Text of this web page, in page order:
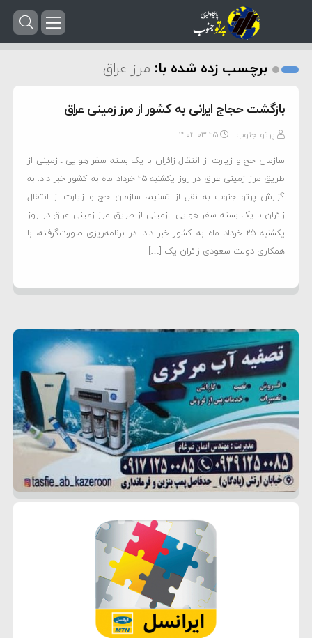
برچسب زده شده با: مرز عراق
بازگشت حجاج ایرانی به کشور از مرز زمینی عراق
پرتو جنوب ۱۴۰۴-۰۳-۲۵
سازمان حج و زیارت از انتقال زائران با یک بسته سفر هوایی ـ زمینی از
طریق مرز زمینی عراق در روز یکشنبه ۲۵ خرداد ماه به کشور خبر داد. به
گزارش پرتو جنوب به نقل از تسنیم، سازمان حج و زیارت از انتقال
زائران با یک بسته سفر هوایی ـ زمینی از طریق مرز زمینی عراق در روز
یکشنبه 25 خرداد ماه به کشور خبر داد. در برنامه‌ریزی صورت‌گرفته، با
همکاری دولت سعودی زائران یک […]